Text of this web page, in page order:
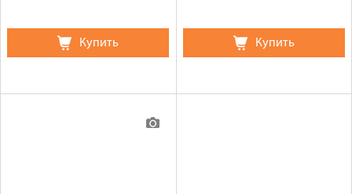
Купить Купить